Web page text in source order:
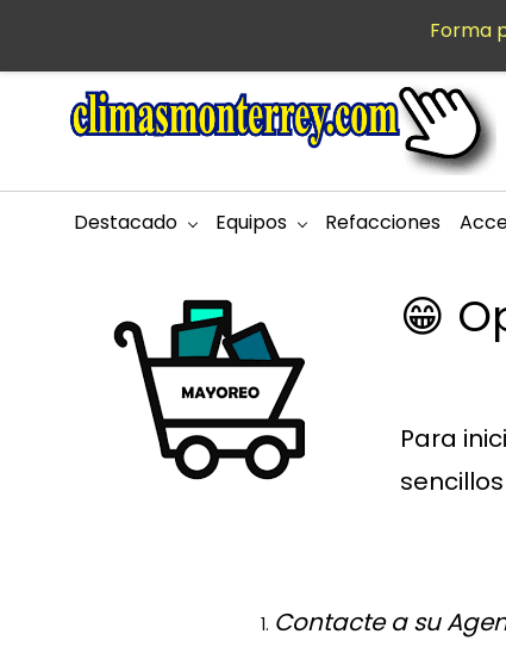
principal
Destacado Equipos Refacciones
😁
Para
Contacte a su
Forma